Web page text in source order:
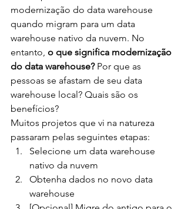
modernização do data warehouse
quando migram para um data
warehouse nativo da nuvem. No
entanto, o que significa modernização
do data warehouse? Por que as
pessoas se afastam de seu data
warehouse local? Quais são os
benefícios?
Muitos projetos que vi na natureza
passaram pelas seguintes etapas:
Selecione um data warehouse
nativo da nuvem
Obtenha dados no novo data
warehouse